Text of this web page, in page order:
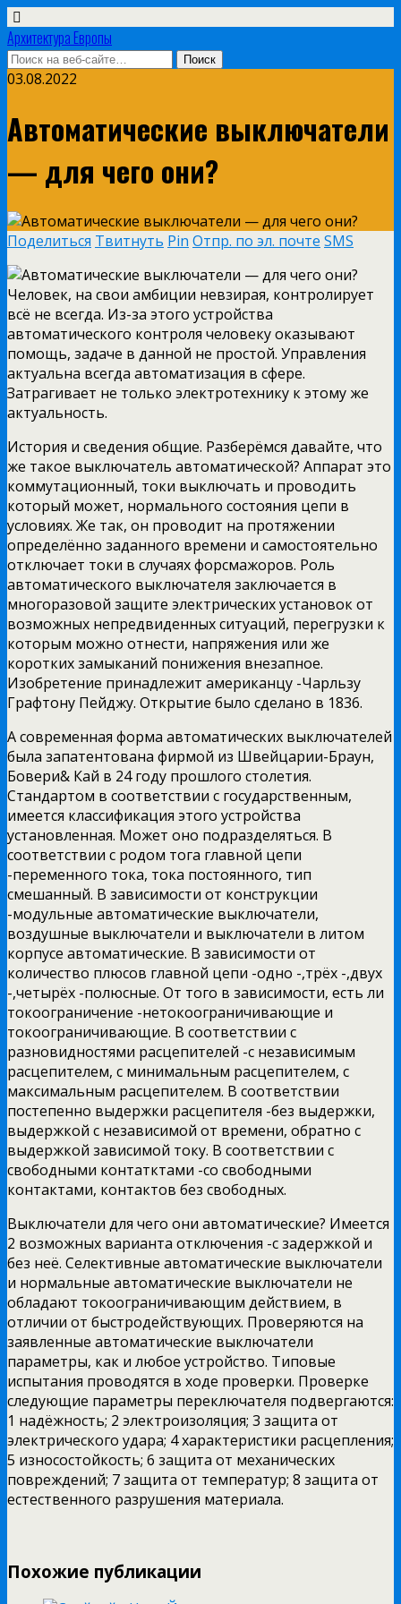
Архитектура Европы
03.08.2022
Автоматические выключатели
— для чего они?
Поделиться Твитнуть Pin Отпр. по эл. почте SMS
Человек, на свои амбиции невзирая, контролирует
всё не всегда. Из-за этого устройства
автоматического контроля человеку оказывают
помощь, задаче в данной не простой. Управления
актуальна всегда автоматизация в сфере.
Затрагивает не только электротехнику к этому же
актуальность.
История и сведения общие. Разберёмся давайте, что
же такое выключатель автоматической? Аппарат это
коммутационный, токи выключать и проводить
который может, нормального состояния цепи в
условиях. Же так, он проводит на протяжении
определённо заданного времени и самостоятельно
отключает токи в случаях форсмажоров. Роль
автоматического выключателя заключается в
многоразовой защите электрических установок от
возможных непредвиденных ситуаций, перегрузки к
которым можно отнести, напряжения или же
коротких замыканий понижения внезапное.
Изобретение принадлежит американцу -Чарльзу
Графтону Пейджу. Открытие было сделано в 1836.
А современная форма автоматических выключателей
была запатентована фирмой из Швейцарии-Браун,
Бовери& Кай в 24 году прошлого столетия.
Стандартом в соответствии с государственным,
имеется классификация этого устройства
установленная. Может оно подразделяться. В
соответствии с родом тога главной цепи
-переменного тока, тока постоянного, тип
смешанный. В зависимости от конструкции
-модульные автоматические выключатели,
воздушные выключатели и выключатели в литом
корпусе автоматические. В зависимости от
количество плюсов главной цепи -одно -,трёх -,двух
-,четырёх -полюсные. От того в зависимости, есть ли
токоограничение -нетокоограничивающие и
токоограничивающие. В соответствии с
разновидностями расцепителей -с независимым
расцепителем, с минимальным расцепителем, с
максимальным расцепителем. В соответствии
постепенно выдержки расцепителя -без выдержки,
выдержкой с независимой от времени, обратно с
выдержкой зависимой току. В соответствии с
свободными контатктами -со свободными
контактами, контактов без свободных.
Выключатели для чего они автоматические? Имеется
2 возможных варианта отключения -с задержкой и
без неё. Селективные автоматические выключатели
и нормальные автоматические выключатели не
обладают токоограничивающим действием, в
отличии от быстродействующих. Проверяются на
заявленные автоматические выключатели
параметры, как и любое устройство. Типовые
испытания проводятся в ходе проверки. Проверке
следующие параметры переключателя подвергаются:
1 надёжность; 2 электроизоляция; 3 защита от
электрического удара; 4 характеристики расцепления;
5 износостойкость; 6 защита от механических
повреждений; 7 защита от температур; 8 защита от
естественного разрушения материала.
Похожие публикации